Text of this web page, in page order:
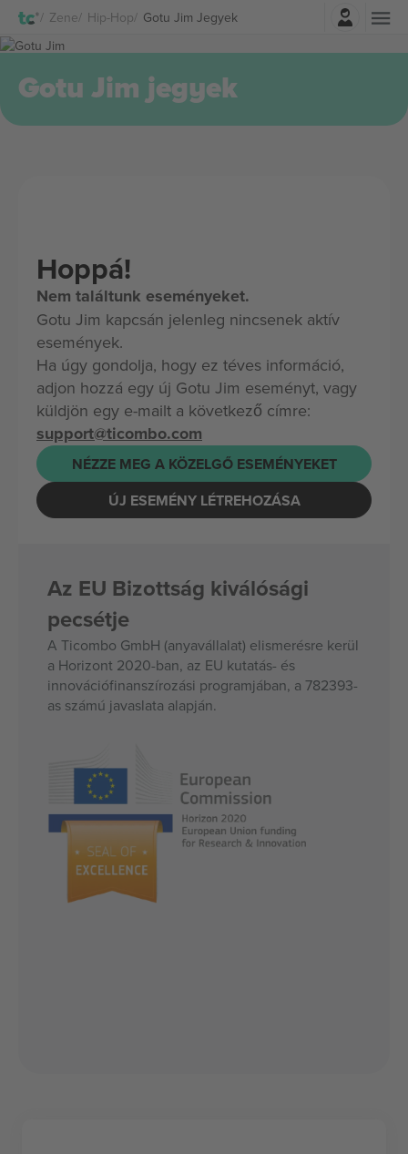
Zene Hip-Hop Gotu Jim JegyekBelépés
Gotu Jim jegyek
Hoppá!
Nem találtunk eseményeket.
Gotu Jim kapcsán jelenleg nincsenek aktív
események.
Ha úgy gondolja, hogy ez téves információ,
adjon hozzá egy új Gotu Jim eseményt, vagy
küldjön egy e-mailt a következő címre:
support@ticombo.com
NÉZZE MEG A KÖZELGŐ ESEMÉNYEKET
ÚJ ESEMÉNY LÉTREHOZÁSA
Az EU Bizottság kiválósági
pecsétje
A Ticombo GmbH (anyavállalat) elismerésre kerül
a Horizont 2020-ban, az EU kutatás- és
innovációfinanszírozási programjában, a 782393-
as számú javaslata alapján.